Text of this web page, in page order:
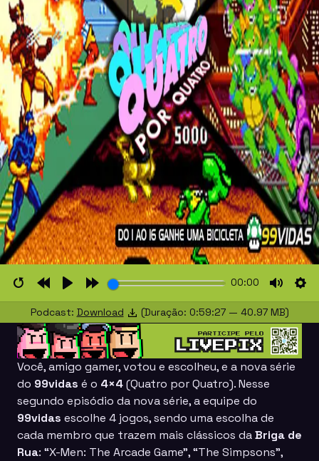
RestartRewind
10s
PlayForward
10s
00:00
Mute
Podcast: Download (Duração: 0:59:27 — 40.97 MB)
Você, amigo gamer, votou e escolheu, e a nova série
do 99vidas é o 4×4(Quatro por Quatro).Nesse
segundo episódio da nova série, a equipe do
99vidas escolhe 4 jogos, sendo uma escolha de
cada membro que trazem mais clássicos daBriga de
Rua: “X-Men: The Arcade Game”, “The Simpsons”,